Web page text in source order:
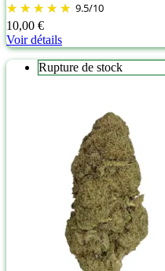
9.5/10
10,00 €
Voir détails
Rupture de stock